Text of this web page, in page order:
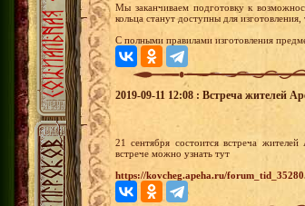
Мы заканчиваем подготовку к
кольца станут доступны для
С полными правилами изготовления
2019-09-11 12:08 : Встреча жителей
21 сентября состоится встреча
встрече можно узнать тут
https://kovcheg.apeha.ru/